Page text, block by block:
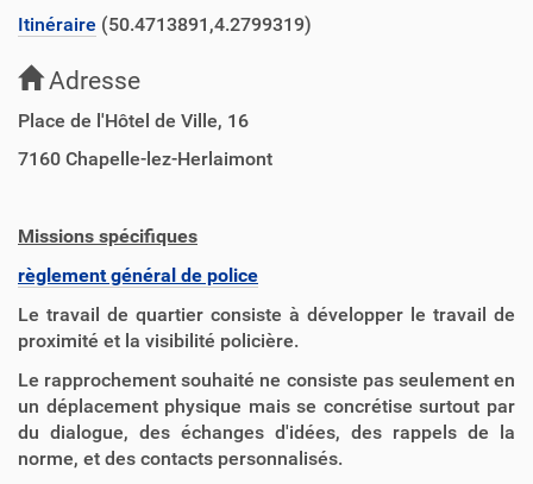
Itinéraire (50.4713891,4.2799319)
Adresse
Place de l'Hôtel de Ville, 16
7160 Chapelle-lez-Herlaimont
Missions spécifiques
règlement général de police
Le travail de quartier consiste à développer le travail de
proximité et la visibilité policière.
Le rapprochement souhaité ne consiste pas seulement en
un déplacement physique mais se concrétise surtout par
du dialogue, des échanges d'idées, des rappels de la
norme, et des contacts personnalisés.